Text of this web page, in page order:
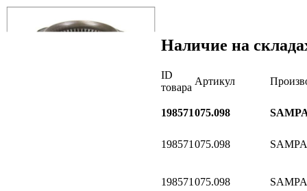
Наличие на
ID
товара
Артикул
198571075.098
198571 075.098 SAMPA
198571 075.098 SAMPA